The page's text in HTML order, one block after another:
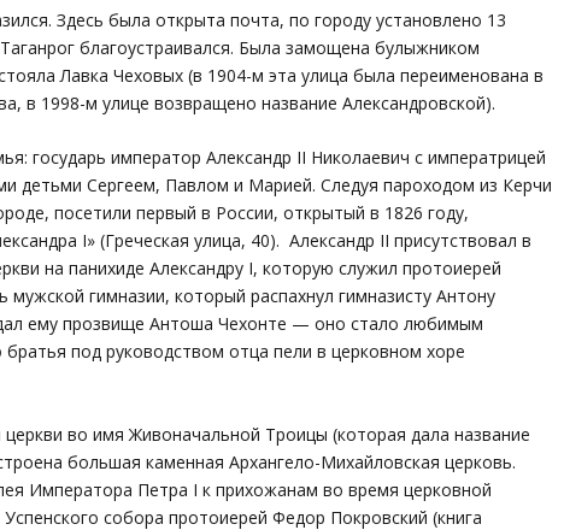
Здесь была открыта почта, по городу установлено 13
благоустраивался. Была замощена булыжником
Лавка Чеховых (в 1904-м эта улица была переименована в
в 1998-м улице возвращено название Александровской).
государь император Александр II Николаевич с императрицей
детьми Сергеем, Павлом и Марией. Следуя пароходом из Керчи
посетили первый в России, открытый в 1826 году,
I» (Греческая улица, 40). Александр II присутствовал в
на панихиде Александру І, которую служил протоиерей
гимназии, который распахнул гимназисту Антону
ему прозвище Антоша Чехонте — оно стало любимым
под руководством отца пели в церковном хоре
во имя Живоначальной Троицы (которая дала название
большая каменная Архангело-Михайловская церковь.
Императора Петра I к прихожанам во время церковной
собора протоиерей Федор Покровский (книга